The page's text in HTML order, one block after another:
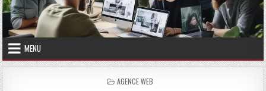
MENU
POSTED IN
AGENCE WEB